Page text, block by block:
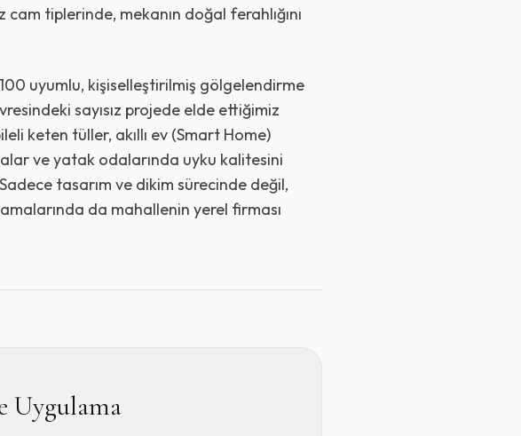
tiplerinde, mekanın doğal ferahlığını
uyumlu, kişiselleştirilmiş gölgelendirme
sayısız projede elde ettiğimiz
keten tüller, akıllı ev (Smart Home)
ve yatak odalarında uyku kalitesini
tasarım ve dikim sürecinde değil,
da mahallenin yerel firması
Uygulama